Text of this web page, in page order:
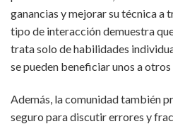
ganancias y mejorar su técnica a
tipo de interacción demuestra
trata solo de habilidades
se pueden beneficiar unos a otros
Además, la comunidad también
seguro para discutir errores y